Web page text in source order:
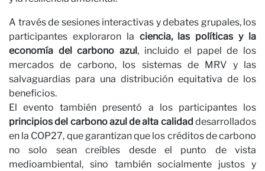
A través de sesiones interactivas y debates grupales, los
participantes exploraron la ciencia, las políticas y la
economía del carbono azul, incluido el papel de los
mercados de carbono, los sistemas de MRV y las
salvaguardias para una distribución equitativa de los
beneficios.
El evento también presentó a los participantes los
principios del carbono azul de alta calidad desarrollados
en la COP27, que garantizan que los créditos de carbono
no solo sean creíbles desde el punto de vista
medioambiental, sino también socialmente justos y